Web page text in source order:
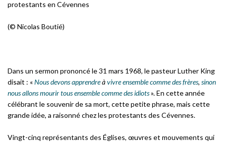
protestants en Cévennes
(© Nicolas Boutié)
Dans un sermon prononcé le 31 mars 1968, le pasteur Luther King
disait : «Nousdevonsapprendreàvivreensemblecommedesfrères, sinon
nousallonsmourirtousensemblecommedesidiots». En cette année
célébrant le souvenir de sa mort, cette petite phrase, mais cette
grande idée, a raisonné chez les protestants des Cévennes.
Vingt-cinq représentants des Églises, œuvres et mouvements qui